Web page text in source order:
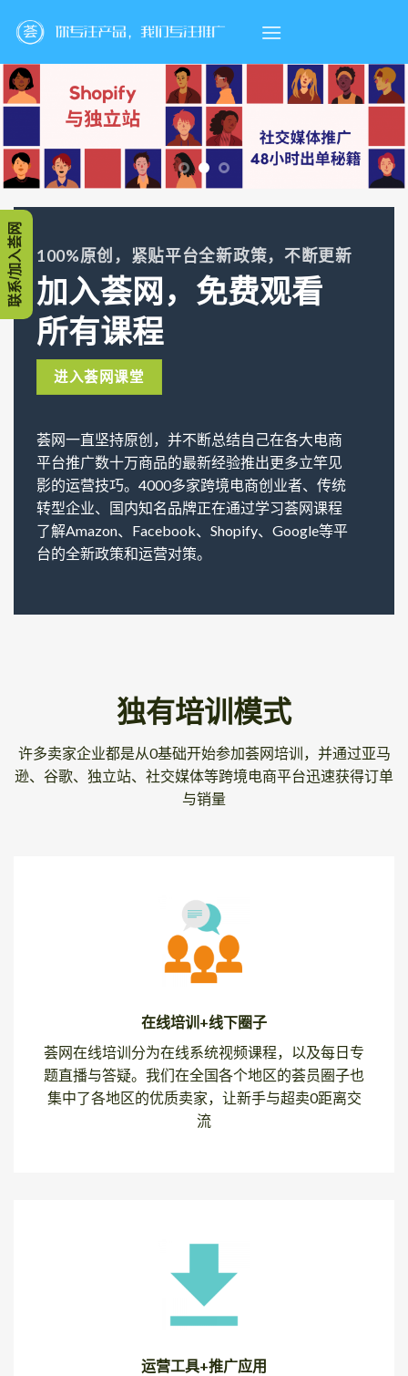
100%原创，紧贴平台全新政策，不断更新
加入荟网，免费观看
所有课程
进入荟网课堂
荟网一直坚持原创，并不断总结自己在各大电商
平台推广数十万商品的最新经验推出更多立竿见
影的运营技巧。4000多家跨境电商创业者、传统
转型企业、国内知名品牌正在通过学习荟网课程
了解Amazon、Facebook、Shopify、Google等平
台的全新政策和运营对策。
独有培训模式
许多卖家企业都是从0基础开始参加荟网培训，并通过亚马
逊、谷歌、独立站、社交媒体等跨境电商平台迅速获得订单
与销量
在线培训+线下圈子
荟网在线培训分为在线系统视频课程，以及每日专
题直播与答疑。我们在全国各个地区的荟员圈子也
集中了各地区的优质卖家，让新手与超卖0距离交
流
运营工具+推广应用
联系/加入荟网